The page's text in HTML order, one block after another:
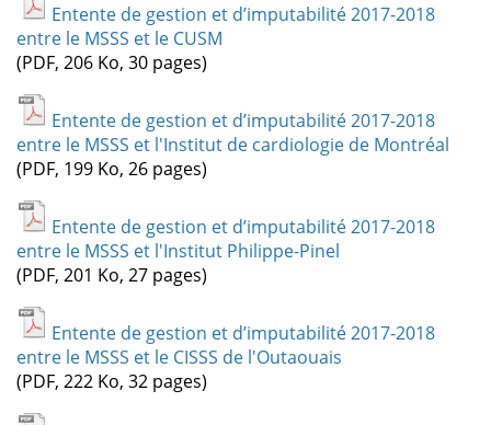
Entente de gestion et d’imputabilité 2017-2018
entre le MSSS et le CUSM
(PDF, 206 Ko, 30 pages)
Entente de gestion et d’imputabilité 2017-2018
entre le MSSS et l'Institut de cardiologie de Montréal
(PDF, 199 Ko, 26 pages)
Entente de gestion et d’imputabilité 2017-2018
entre le MSSS et l'Institut Philippe-Pinel
(PDF, 201 Ko, 27 pages)
Entente de gestion et d’imputabilité 2017-2018
entre le MSSS et le CISSS de l'Outaouais
(PDF, 222 Ko, 32 pages)